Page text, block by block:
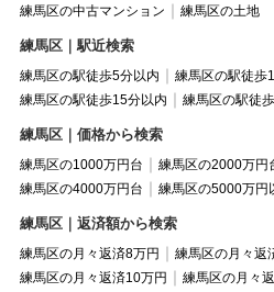
練馬区の中古マンション
練馬区の土地
練馬区｜駅近検索
練馬区の駅徒歩5分以内
練馬区の駅徒歩
練馬区の駅徒歩15分以内
練馬区の駅徒
練馬区｜価格から検索
練馬区の1000万円台 練馬区の2000万円
練馬区の4000万円台
練馬区の5000万円
練馬区｜返済額から検索
練馬区の月々返済8万円
練馬区の月々返
練馬区の月々返済10万円
練馬区の月々